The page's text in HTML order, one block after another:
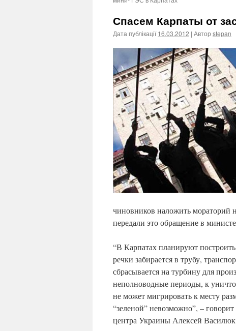
Спасем Карпаты от
Дата публікації 16.03.2012 | Автор stepan
чиновников наложить мораторий
передали это обращение в
“В Карпатах планируют
речки забирается в трубу,
сбрасывается на турбину для
неполноводные периоды, к
не может мигрировать к месту
“зеленой” невозможно”, –
центра Украины Алексей